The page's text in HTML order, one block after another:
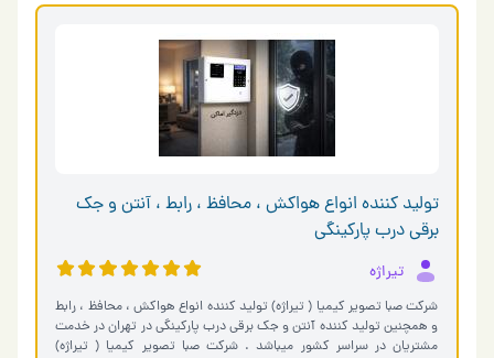
تولید کننده انواع هواکش ، محافظ ، رابط ، آنتن و جک
برقی درب پارکینگی
تیراژه
شرکت صبا تصویر کیمیا ( تیراژه) تولید کننده انواع هواکش ، محافظ ، رابط
و همچنین تولید کننده آنتن و جک برقی درب پارکینگی در تهران در خدمت
مشتریان در سراسر کشور میباشد . شرکت صبا تصویر کیمیا ( تیراژه)